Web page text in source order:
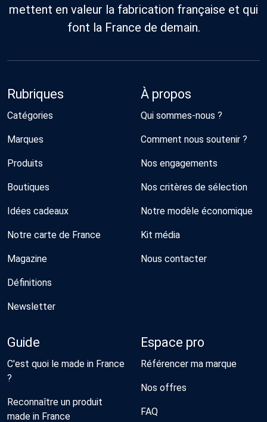
mettent en valeur la fabrication française et qui
font la France de demain.
Rubriques
Catégories
Marques
Produits
Boutiques
Idées cadeaux
Notre carte de France
Magazine
Définitions
Newsletter
À propos
Qui sommes-nous ?
Comment nous soutenir ?
Nos engagements
Nos critères de sélection
Notre modèle économique
Kit média
Nous contacter
Guide
C'est quoi le made in France
?
Reconnaître un produit
made in France
Espace pro
Référencer ma marque
Nos offres
FAQ